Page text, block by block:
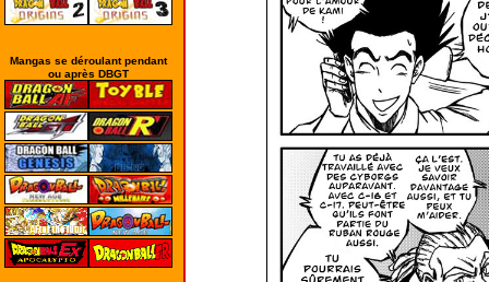
Mangas se déroulant pendant
ou après DBGT